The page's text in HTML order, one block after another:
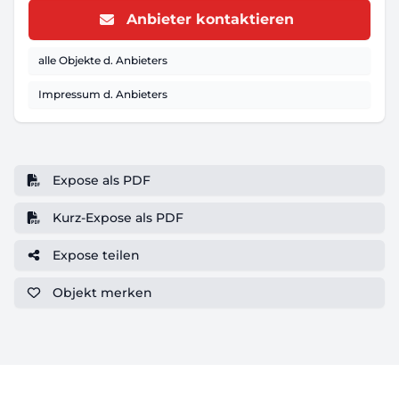
Anbieter kontaktieren
alle Objekte d. Anbieters
Impressum d. Anbieters
Expose als PDF
Kurz-Expose als PDF
Expose teilen
Objekt merken